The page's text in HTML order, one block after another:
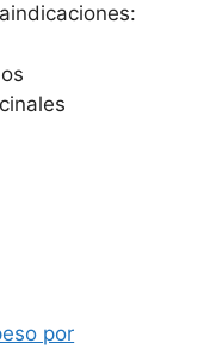
por